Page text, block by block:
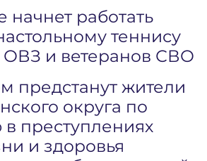
начнет работать
теннису
ОВЗ и ветеранов СВО
предстанут жители
округа по
преступлениях
и здоровья